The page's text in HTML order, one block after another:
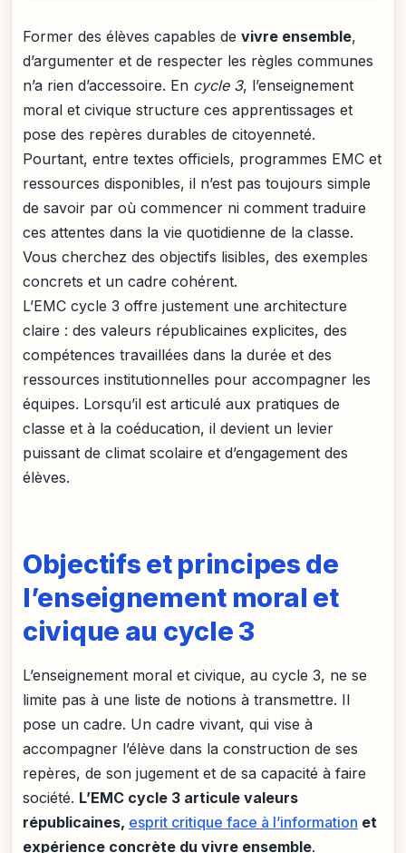
Former des élèves capables de vivre ensemble,
d’argumenter et de respecter les règles communes
n’a rien d’accessoire. En cycle 3, l’enseignement
moral et civique structure ces apprentissages et
pose des repères durables de citoyenneté.
Pourtant, entre textes officiels, programmes EMC et
ressources disponibles, il n’est pas toujours simple
de savoir par où commencer ni comment traduire
ces attentes dans la vie quotidienne de la classe.
Vous cherchez des objectifs lisibles, des exemples
concrets et un cadre cohérent.
L’EMC cycle 3 offre justement une architecture
claire : des valeurs républicaines explicites, des
compétences travaillées dans la durée et des
ressources institutionnelles pour accompagner les
équipes. Lorsqu’il est articulé aux pratiques de
classe et à la coéducation, il devient un levier
puissant de climat scolaire et d’engagement des
élèves.
Objectifs et principes de
l’enseignement moral et
civique au cycle 3
L’enseignement moral et civique, au cycle 3, ne se
limite pas à une liste de notions à transmettre. Il
pose un cadre. Un cadre vivant, qui vise à
accompagner l’élève dans la construction de ses
repères, de son jugement et de sa capacité à faire
société. L’EMC cycle 3 articule valeurs
républicaines, esprit critique face à l’information et
expérience concrète du vivre ensemble.